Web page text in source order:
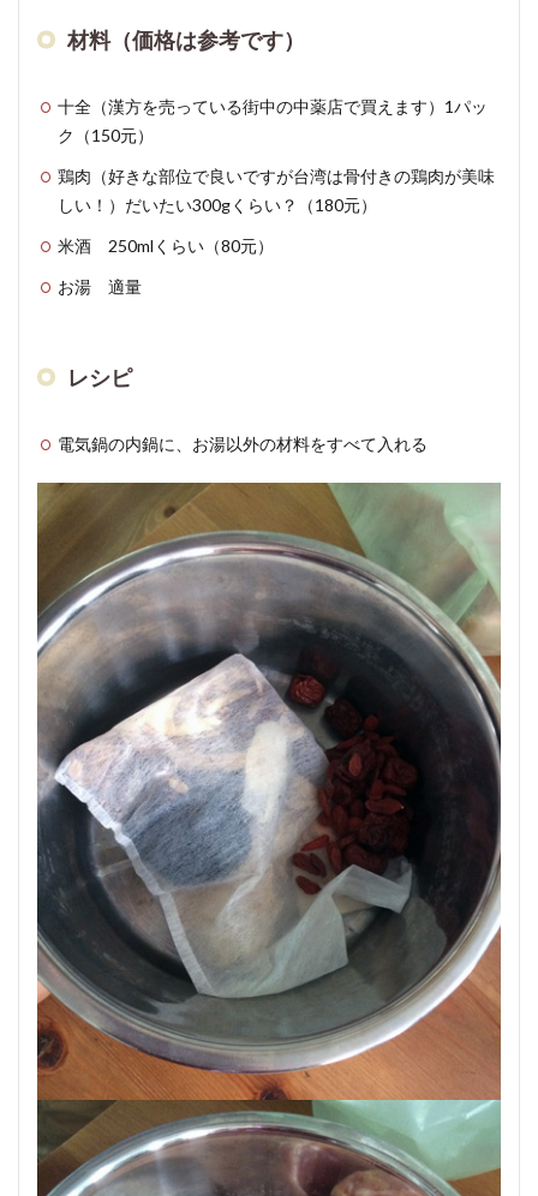
った
スー
プ
「十
全大
補
湯」
ピ
（価
参考
す）
ピ
メモ
2
とこ
ろで
「十
全大
全大
補
湯」
（日
2.2
材料（価格は参考です）
十全（漢方を売っている街中の中薬店で買えます）1パッ
ク（150元）
鶏肉（好きな部位で良いですが台湾は骨付きの鶏肉が美味
しい！）だいたい300gくらい？（180元）
米酒 250mlくらい（80元）
お湯 適量
レシピ
電気鍋の内鍋に、お湯以外の材料をすべて入れる